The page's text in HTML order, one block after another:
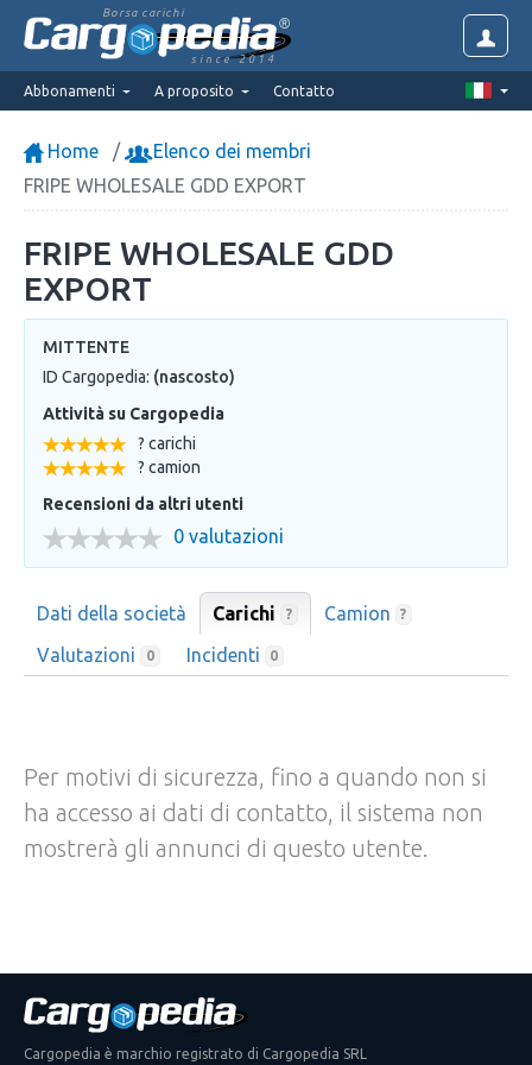
Borsa carichi
since 2014
Abbonamenti A proposito Contatto
Home
Elenco dei membri
FRIPE WHOLESALE GDD EXPORT
FRIPE WHOLESALE GDD
EXPORT
MITTENTE
ID Cargopedia: (nascosto)
Attività su Cargopedia
? carichi
? camion
Recensioni da altri utenti
0 valutazioni
Dati della società Carichi ? Camion ?
Valutazioni 0 Incidenti 0
Per motivi di sicurezza, fino a quando non si
ha accesso ai dati di contatto, il sistema non
mostrerà gli annunci di questo utente.
Cargopedia è marchio registrato di Cargopedia SRL